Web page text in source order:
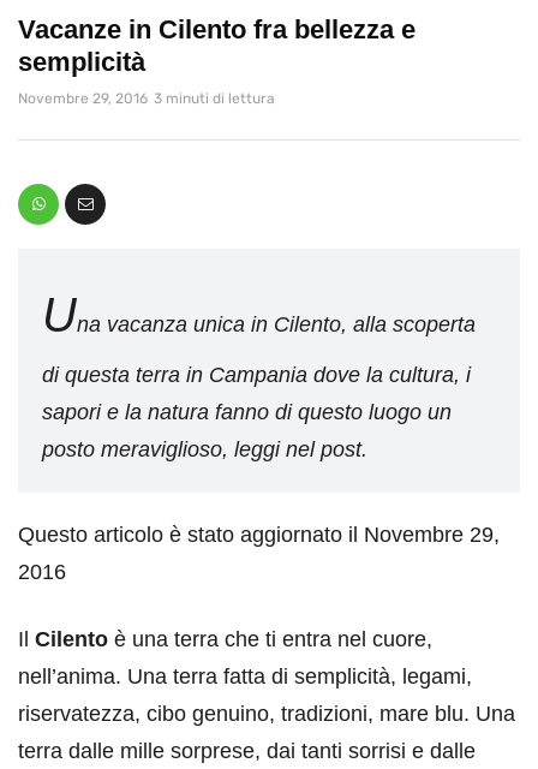
Vacanze in Cilento fra bellezza e
semplicità
Novembre 29, 2016 3 minuti di lettura
Una vacanza unica in Cilento, alla scoperta
di questa terra in Campania dove la cultura, i
sapori e la natura fanno di questo luogo un
posto meraviglioso, leggi nel post.
Questo articolo è stato aggiornato il Novembre 29,
2016
Il Cilento è una terra che ti entra nel cuore,
nell’anima. Una terra fatta di semplicità, legami,
riservatezza, cibo genuino, tradizioni, mare blu. Una
terra dalle mille sorprese, dai tanti sorrisi e dalle